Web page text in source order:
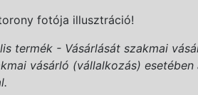
fotója illusztráció!
termék - Vásárlását szakmai
vásárló (vállalkozás)